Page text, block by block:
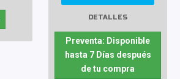
DETALLES
Preventa: Disponible
hasta 7 Días después
de tu compra